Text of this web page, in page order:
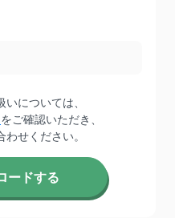
については、
をご確認いただき、
せください。